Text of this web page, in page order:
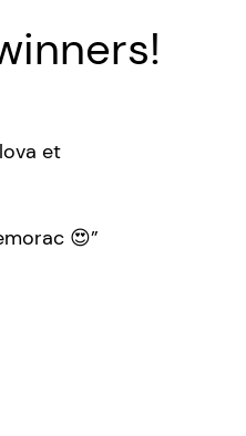
et
😍”